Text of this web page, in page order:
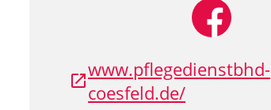
www.pflegedienstbhd-
coesfeld.de/